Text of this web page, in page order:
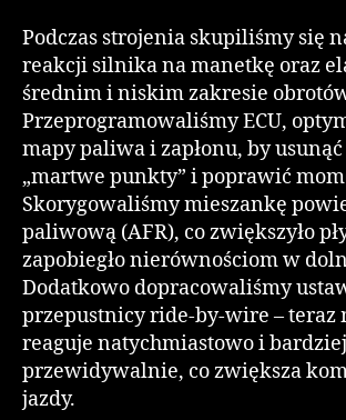
Podczas strojenia skupiliśmy się
reakcji silnika na manetkę oraz
średnim i niskim zakresie
Przeprogramowaliśmy ECU,
mapy paliwa i zapłonu, by
„martwe punkty” i poprawić
Skorygowaliśmy mieszankę
paliwową (AFR), co zwiększyło
zapobiegło nierównościom w
Dodatkowo dopracowaliśmy
przepustnicy ride-by-wire – teraz
reaguje natychmiastowo i bardziej
przewidywalnie, co zwiększa
jazdy.